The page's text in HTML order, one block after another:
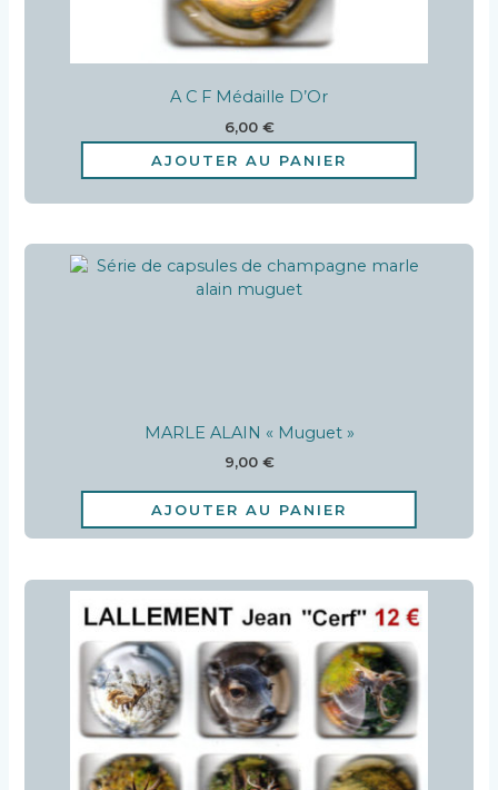
A C F Médaille D’Or
6,00 €
AJOUTER AU PANIER
MARLE ALAIN « Muguet »
9,00 €
AJOUTER AU PANIER